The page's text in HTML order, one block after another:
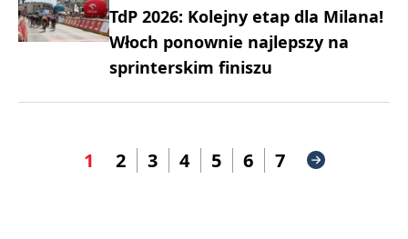
TdP 2026: Kolejny etap dla Milana!
Włoch ponownie najlepszy na
sprinterskim finiszu
1 2 3 4 5 6 7